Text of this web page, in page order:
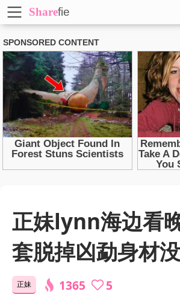
Sharefie
正妹lynn海边看
套脱掉凶勐身材
正妹 1365 5